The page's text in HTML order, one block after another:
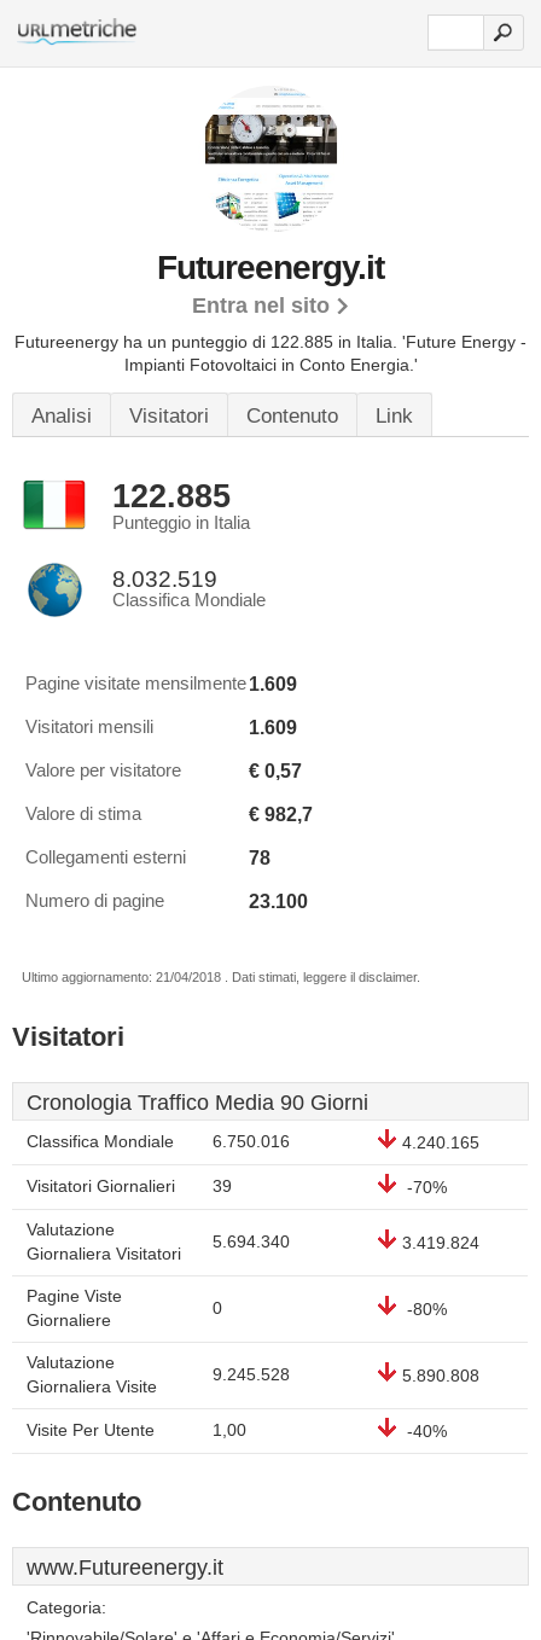
Futureenergy.it
Entra nel sito
Futureenergy ha un punteggio di 122.885 in Italia. 'Future Energy -
Impianti Fotovoltaici in Conto Energia.'
Analisi Visitatori Contenuto Link
122.885
Punteggio in Italia
8.032.519
Classifica Mondiale
Pagine visitate mensilmente1.609
Visitatori mensili 1.609
Valore per visitatore € 0,57
Valore di stima € 982,7
Collegamenti esterni 78
Numero di pagine 23.100
Ultimo aggiornamento: 21/04/2018 . Dati stimati, leggere il disclaimer.
Visitatori
Cronologia Traffico Media 90 Giorni
Classifica Mondiale 6.750.016 4.240.165
Visitatori Giornalieri 39 -70%
Valutazione
Giornaliera Visitatori
5.694.340 3.419.824
Pagine Viste
Giornaliere
0 -80%
Valutazione
Giornaliera Visite
9.245.528 5.890.808
Visite Per Utente 1,00 -40%
Contenuto
www.Futureenergy.it
Categoria: